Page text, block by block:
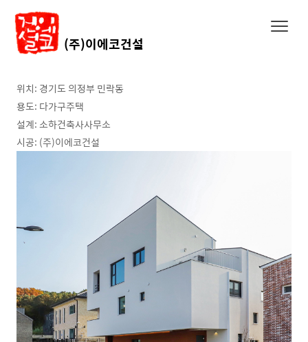
(주)이에코건설
위치: 경기도 의정부 민락동
용도: 다가구주택
설계: 소하건축사사무소
시공: (주)이에코건설